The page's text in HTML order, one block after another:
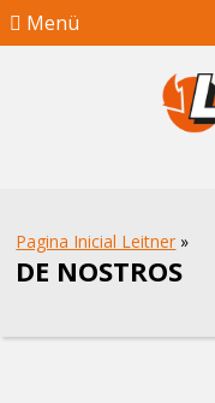
Menü
Pagina Inicial Leitner »
DE NOSTROS